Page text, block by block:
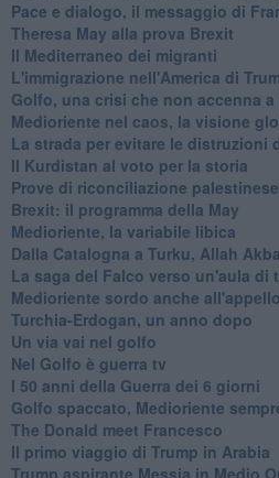
Pace e dialogo, il messaggio di
Theresa May alla prova Brexit
Il Mediterraneo dei migranti
L'immigrazione nell'America di
Golfo, una crisi che non accenna a
Medioriente nel caos, la visione
La strada per evitare le distruzioni
Il Kurdistan al voto per la storia
Prove di riconciliazione palestinese
Brexit: il programma della May
Medioriente, la variabile libica
Dalla Catalogna a Turku, Allah
La saga del Falco verso un'aula di
Medioriente sordo anche
Turchia-Erdogan, un anno dopo
Un via vai nel golfo
Nel Golfo è guerra tv
I 50 anni della Guerra dei 6 giorni
Golfo spaccato, Medioriente
The Donald meet Francesco
Il primo viaggio di Trump in Arabia
Trump aspirante Messia in Medio